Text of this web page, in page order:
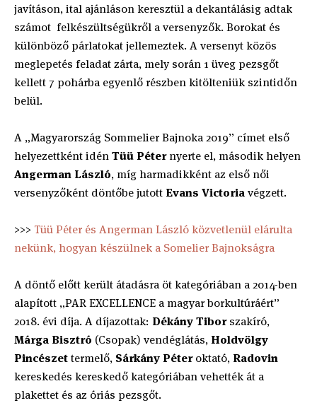
javításon, ital ajánláson keresztül a dekantálásig adtak
számot felkészültségükről a versenyzők. Borokat és
különböző párlatokat jellemeztek. A versenyt közös
meglepetés feladat zárta, mely során 1 üveg pezsgőt
kellett 7 pohárba egyenlő részben kitölteniük szintidőn
belül.
A „Magyarország Sommelier Bajnoka 2019” címet első
helyezettként idénTüü Péternyerte el, második helyen
Angerman László, míg harmadikként az első női
versenyzőként döntőbe jutott Evans Victoriavégzett.
>>> Tüü Péter és Angerman László közvetlenül elárulta
nekünk, hogyan készülnek a Somelier Bajnokságra
A döntő előtt került átadásra öt kategóriában a 2014-ben
alapított „PAR EXCELLENCE a magyar borkultúráért”
2018. évi díja. A díjazottak: Dékány Tiborszakíró,
Márga Bisztró (Csopak) vendéglátás, Holdvölgy
Pincészettermelő, Sárkány Péteroktató, Radovin
kereskedés kereskedő kategóriában vehették át a
plakettet és az óriás pezsgőt.